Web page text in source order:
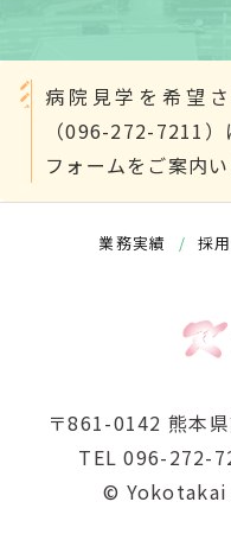
病院見学を希望
（096-272-7211
フォームをご案内
業務実績 / 採
〒861-0142 熊本
TEL 096-272-
©